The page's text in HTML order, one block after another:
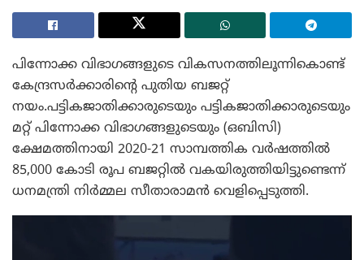
പിന്നോക്ക വിഭാഗങ്ങളുടെ വികസനത്തിലൂന്നികൊണ്ട്
കേന്ദ്രസർക്കാരിന്റെ പുതിയ ബജറ്റ്
നയം.പട്ടികജാതിക്കാരുടെയും പട്ടികജാതിക്കാരുടെയും
മറ്റ് പിന്നോക്ക വിഭാഗങ്ങളുടെയും (ഒബിസി)
ക്ഷേമത്തിനായി 2020-21 സാമ്പത്തിക വർഷത്തിൽ
85,000 കോടി രൂപ ബജറ്റിൽ വകയിരുത്തിയിട്ടുണ്ടെന്ന്
ധനമന്ത്രി നിർമ്മല സീതാരാമൻ വെളിപ്പെടുത്തി.